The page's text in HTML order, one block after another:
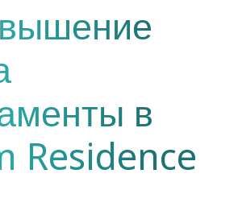
в
Residence